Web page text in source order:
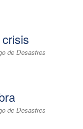
de Desastres
de Desastres